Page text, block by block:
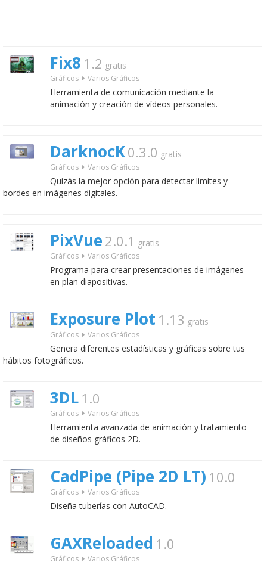
Fix8 1.2 gratis
Gráficos Varios Gráficos
Herramienta de comunicación mediante la
animación y creación de vídeos personales.
DarknocK0.3.0 gratis
Gráficos Varios Gráficos
Quizás la mejor opción para detectar limites y
bordes en imágenes digitales.
PixVue 2.0.1 gratis
Gráficos Varios Gráficos
Programa para crear presentaciones de imágenes
en plan diapositivas.
Exposure Plot 1.13 gratis
Gráficos Varios Gráficos
Genera diferentes estadísticas y gráficas sobre tus
hábitos fotográficos.
3DL 1.0
Gráficos Varios Gráficos
Herramienta avanzada de animación y tratamiento
de diseños gráficos 2D.
CadPipe (Pipe 2D LT) 10.0
Gráficos Varios Gráficos
Diseña tuberías con AutoCAD.
GAXReloaded 1.0
Gráficos Varios Gráficos